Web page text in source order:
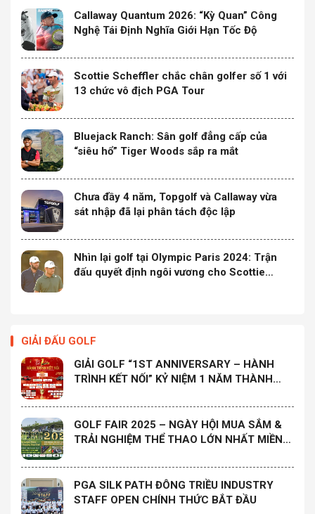
Callaway Quantum 2026: “Kỳ Quan” Công
Nghệ Tái Định Nghĩa Giới Hạn Tốc Độ
Scottie Scheffler chắc chân golfer số 1 với
13 chức vô địch PGA Tour
Bluejack Ranch: Sân golf đẳng cấp của
“siêu hổ” Tiger Woods sắp ra mắt
Chưa đầy 4 năm, Topgolf và Callaway vừa
sát nhập đã lại phân tách độc lập
Nhìn lại golf tại Olympic Paris 2024: Trận
đấu quyết định ngôi vương cho Scottie
GIẢI ĐẤU GOLF
GIẢI GOLF “1ST ANNIVERSARY – HÀNH
TRÌNH KẾT NỐI” KỶ NIỆM 1 NĂM THÀNH
GOLF FAIR 2025 – NGÀY HỘI MUA SẮM &
TRẢI NGHIỆM THỂ THAO LỚN NHẤT MIỀN
PGA SILK PATH ĐÔNG TRIỀU INDUSTRY
STAFF OPEN CHÍNH THỨC BẮT ĐẦU